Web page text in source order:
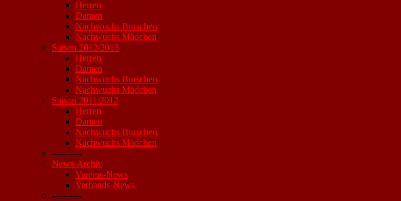
Herren
Damen
Nachwuchs Burschen
Nachwuchs Mädchen
Saison 2012/2013
Herren
Damen
Nachwuchs Burschen
Nachwuchs Mädchen
Saison 2011/2012
Herren
Damen
Nachwuchs Burschen
Nachwuchs Mädchen
----------
News-Archiv
Vereins-News
Verbands-News
----------